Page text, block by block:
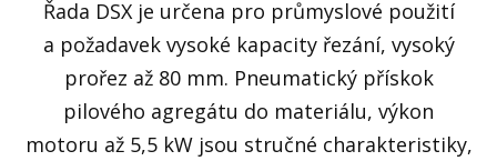
Řada DSX je určena pro průmyslové použití
a požadavek vysoké kapacity řezání, vysoký
prořez až 80 mm. Pneumatický přískok
pilového agregátu do materiálu, výkon
motoru až 5,5 kW jsou stručné charakteristiky,